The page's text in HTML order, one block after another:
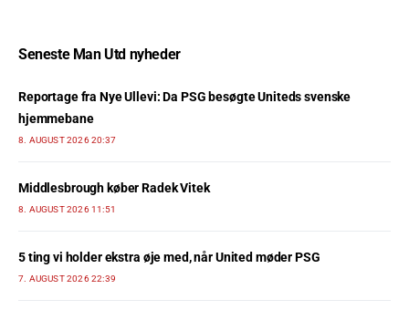
Seneste Man Utd nyheder
Reportage fra Nye Ullevi: Da PSG besøgte Uniteds svenske
hjemmebane
8. AUGUST 2026 20:37
Middlesbrough køber Radek Vitek
8. AUGUST 2026 11:51
5 ting vi holder ekstra øje med, når United møder PSG
7. AUGUST 2026 22:39